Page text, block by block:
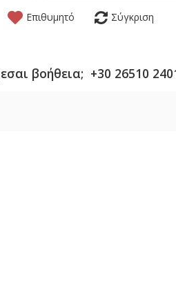
Επιθυμητό Σύγκριση
βοήθεια; +30 26510